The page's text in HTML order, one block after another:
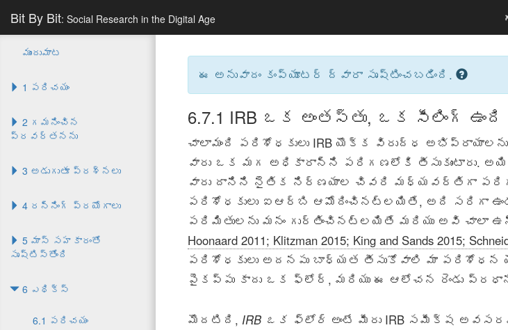
Bit By Bit: Social Research in the Digital Age
ముందుమాట
1 పరిచయం
2 గమనించిన
ప్రవర్తనను
3 అడుగుతూ ప్రశ్నలు
4 రన్నింగ్ ప్రయోగాలు
5 మాస్ సహకారంతో
సృష్టిస్తోంది
6 ఎథిక్స్
6.1 పరిచయం
ఈ అనువాదం కంప్యూటర్ ద్వారా సృష్టించబడింది.
6.7.1 IRB ఒక అంతస్తు, ఒక సీలింగ్ ఉంది
చాలామంది పరిశోధకులు IRB యొక్క విరుద్ధ
వారు ఒక మగ అధికారాన్ని పరిగణలోకి తీసుకుంటారు.
వారు దానిని నైతిక నిర్ణయాల చివరి మధ్యవర్తిగా
పరిశోధకులు ఐఆర్బి ఆమోదించినట్లయితే, అది సరిగా
పరిమితులను మనం గుర్తించినట్లయితే మరియు అవి చాలా
Hoonaard 2011; Klitzman 2015; King and Sands 2015;
పరిశోధకులు అదనపు బాధ్యత తీసుకోవాలి మా పరిశోధన
పైకప్పు కాదు ఒక ఫ్లోర్, మరియు ఈ ఆలోచన రెండు
మొదటిది, IRB ఒక ఫ్లోర్ అంటే మీరు IRB సమీక్ష